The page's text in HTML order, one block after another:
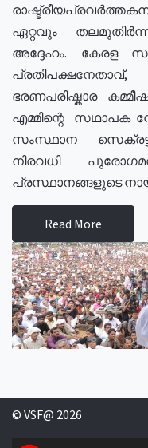
ഏറ്റവും
അദ്ദേഹം. കേരള
ഭരണപരിഷ്കാര
എമ്മിന്റെ സഥാപക
സംസ്ഥാന
നിരവധി
പ്രസ്ഥാനങ്ങളുടെ
Read More
© VSF@ 2026